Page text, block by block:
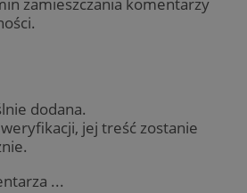
dodana.
jej treść zostanie
...